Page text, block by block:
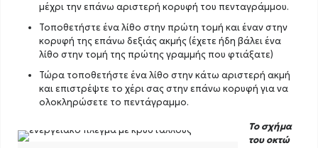
μέχρι την επάνω αριστερή κορυφή του πενταγράμμου.
Τοποθετήστε ένα λίθο στην πρώτη τομή και έναν στην
κορυφή της επάνω δεξιάς ακμής (έχετε ήδη βάλει ένα
λίθο στην τομή της πρώτης γραμμής που φτιάξατε)
Τώρα τοποθετήστε ένα λίθο στην κάτω αριστερή ακμή
και επιστρέψτε το χέρι σας στην επάνω κορυφή για να
ολοκληρώσετε το πεντάγραμμο.
Το σχήμα
του οκτώ